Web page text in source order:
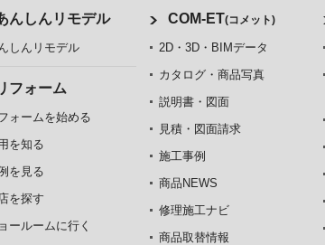
んしんリモデル
しんリモデル
フォーム
ォームを始める
を知る
を見る
を探す
ールームに行く
COM-ET(コメット)
2D・3D・BIMデータ
カタログ・商品写真
説明書・図面
見積・図面請求
施工事例
商品NEWS
修理施工ナビ
商品取替情報